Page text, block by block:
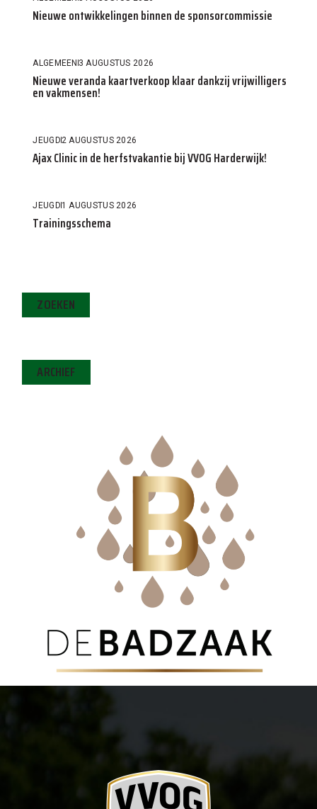
Nieuwe ontwikkelingen binnen de sponsorcommissie
ALGEMEEN3 AUGUSTUS 2026
Nieuwe veranda kaartverkoop klaar dankzij vrijwilligers
en vakmensen!
JEUGD2 AUGUSTUS 2026
Ajax Clinic in de herfstvakantie bij VVOG Harderwijk!
JEUGD1 AUGUSTUS 2026
Trainingsschema
ZOEKEN
ARCHIEF